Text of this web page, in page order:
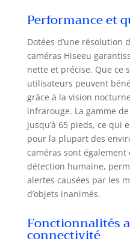
Performance et
Dotées d’une résolution
caméras Hiseeu
nette et précise. Que ce
utilisateurs peuvent
grâce à la vision
infrarouge. La gamme
jusqu’à 65 pieds, ce qui
pour la plupart des
caméras sont également
détection humaine,
alertes causées par les
d’objets inanimés.
Fonctionnalités
connectivité